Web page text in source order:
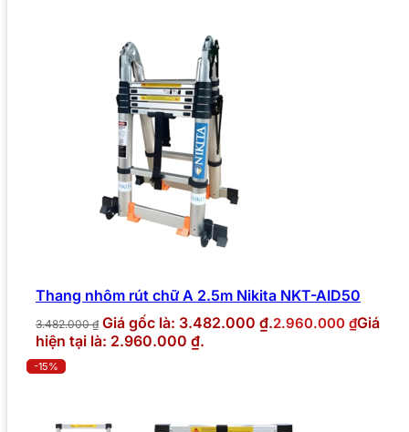
Thang nhôm rút chữ A 2.5m Nikita NKT-AID50
3.482.000₫ Giá gốc là: 3.482.000 ₫.2.960.000 ₫Giá
hiện tại là: 2.960.000 ₫.
-15%